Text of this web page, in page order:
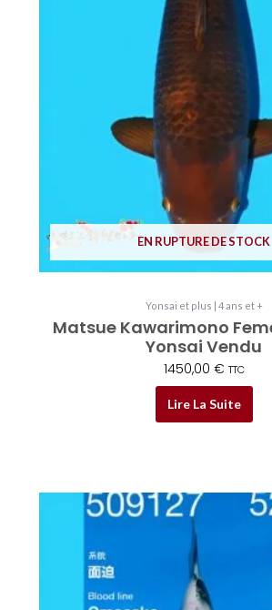
EN RUPTURE DE STOCK
Yonsai et plus | 4 ans et +
Matsue Kawarimono
Yonsai Vendu
1450,00 € TTC
Lire La Suite